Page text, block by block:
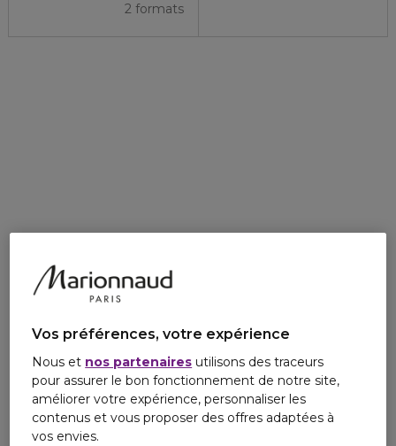
2 formats
Vos préférences, votre expérience
Nous et nos partenaires utilisons des traceurs
pour assurer le bon fonctionnement de notre site,
améliorer votre expérience, personnaliser les
contenus et vous proposer des offres adaptées à
vos envies.